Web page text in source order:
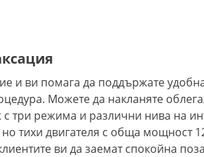
и ви помага да поддържате
Можете да накланяте
три режима и различни нива на
тихи двигателя с обща мощност
ви да заемат спокойна